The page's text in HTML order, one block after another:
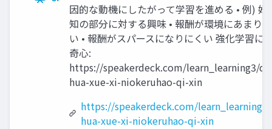
因的な動機にしたがって学習を進める • 例) 好
知の部分に対する興味 • 報酬が環境にあまり
い • 報酬がスパースになりにくい 強化学習に
奇心:
https://speakerdeck.com/learn_learning3/
hua-xue-xi-niokeruhao-qi-xin
https://speakerdeck.com/
hua-xue-xi-niokeruhao-qi-xin